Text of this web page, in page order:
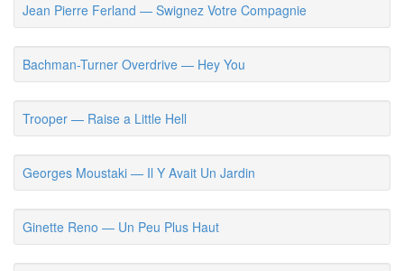
Jean Pierre Ferland — Swignez Votre Compagnie
Bachman-Turner Overdrive — Hey You
Trooper — Raise a Little Hell
Georges Moustaki — Il Y Avait Un Jardin
Ginette Reno — Un Peu Plus Haut